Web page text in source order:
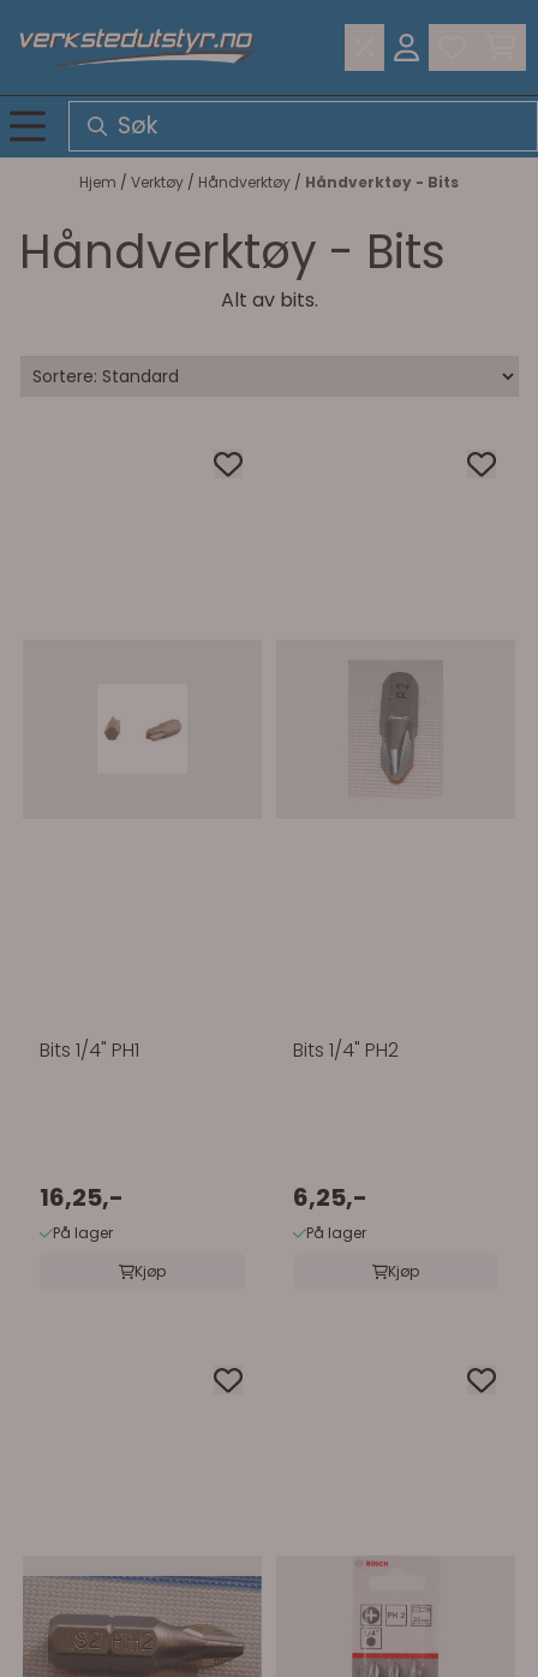
Hopp til innhold
Hjem / Verktøy / Håndverktøy / Håndverktøy - Bits
Håndverktøy - Bits
Alt av bits.
Bits 1/4" PH1
16,25,-
På lager
Kjøp
Bits 1/4" PH2
6,25,-
På lager
Kjøp